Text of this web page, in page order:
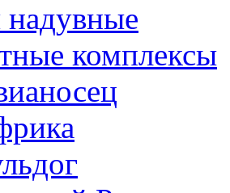
надувные
комплексы